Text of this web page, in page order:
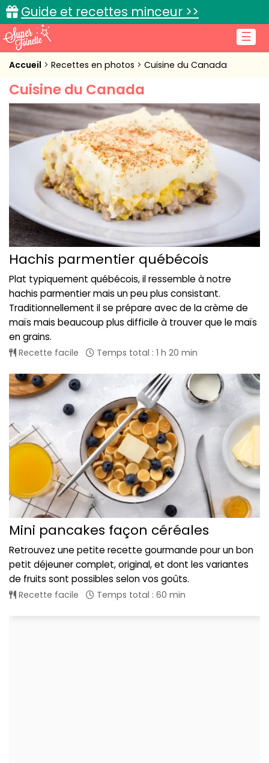
☰
Guide et recettes minceur >>
Accueil
Recettes de cuisine
Cuisine pratique
L'actu cuisine
Connexion
Accueil Recettes en photos Cuisine du Canada
Cuisine du Canada
Hachis parmentier québécois
Plat typiquement québécois, il ressemble à notre
hachis parmentier mais un peu plus consistant.
Traditionnellement il se prépare avec de la crème de
maïs mais beaucoup plus difficile à trouver que le maïs
en grains.
Recette facile Temps total : 1 h 20 min
Mini pancakes façon céréales
Retrouvez une petite recette gourmande pour un bon
petit déjeuner complet, original, et dont les variantes
de fruits sont possibles selon vos goûts.
Recette facile Temps total : 60 min